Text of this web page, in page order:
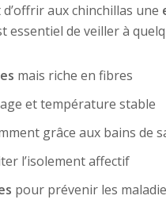
aux chinchillas une
essentiel de veiller à
mais riche en fibres
et température stable
grâce aux bains de
l’isolement affectif
pour prévenir les